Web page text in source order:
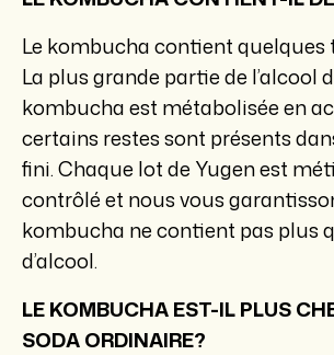
Le kombucha contient quelques
La plus grande partie de l’alcool
kombucha est métabolisée en
certains restes sont présents
fini. Chaque lot de Yugen est
contrôlé et nous vous
kombucha ne contient pas plus
d’alcool.
LE KOMBUCHA EST-IL PLUS
SODA ORDINAIRE?